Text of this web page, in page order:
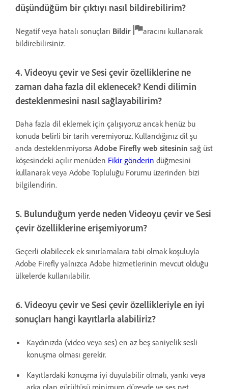
düşündüğüm bir çıktıyı nasıl bildirebilirim?
Negatif veya hatalı sonuçları Bildir
aracını kullanarak
bildirebilirsiniz.
4. Videoyu çevir ve Sesi çevir özelliklerine ne
zaman daha fazla dil eklenecek? Kendi dilimin
desteklenmesini nasıl sağlayabilirim?
Daha fazla dil eklemek için çalışıyoruz ancak henüz bu
konuda belirli bir tarih veremiyoruz. Kullandığınız dil şu
anda desteklenmiyorsa Adobe Firefly web sitesinin sağ üst
köşesindeki açılır menüden Fikir gönderin düğmesini
kullanarak veya Adobe Topluluğu Forumu üzerinden bizi
bilgilendirin.
5. Bulunduğum yerde neden Videoyu çevir ve Sesi
çevir özelliklerine erişemiyorum?
Geçerli olabilecek ek sınırlamalara tabi olmak koşuluyla
Adobe Firefly yalnızca Adobe hizmetlerinin mevcut olduğu
ülkelerde kullanılabilir.
6. Videoyu çevir ve Sesi çevir özellikleriyle en iyi
sonuçları hangi kayıtlarla alabiliriz?
Kaydınızda (video veya ses) en az beş saniyelik sesli
konuşma olması gerekir.
Kayıtlardaki konuşma iyi duyulabilir olmalı, yankı veya
arka plan gürültüsü minimum düzeyde ve ses net